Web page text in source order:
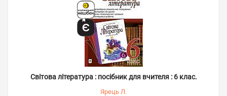
Світова література : посібник для вчителя : 6 клас.
Ярець Л.